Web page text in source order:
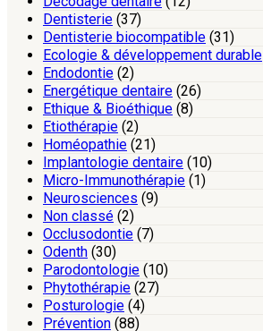
Dentisterie (37)
Dentisterie biocompatible (31)
Ecologie & développement durable
Endodontie (2)
Energétique dentaire (26)
Ethique & Bioéthique (8)
Etiothérapie (2)
Homéopathie (21)
Implantologie dentaire (10)
Micro-Immunothérapie (1)
Neurosciences (9)
Non classé (2)
Occlusodontie (7)
Odenth (30)
Parodontologie (10)
Phytothérapie (27)
Posturologie (4)
Prévention (88)